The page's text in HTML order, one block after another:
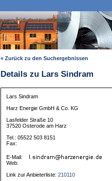
« Zurück zu den Suchergebnissen
Details zu Lars Sindram
Lars Sindram
Harz Energie GmbH & Co. KG
Lasfelder Straße 10
37520 Osterode am Harz
Tel.: 05522 503 8151
Fax:
E-Mail:
Web:
Link zur Anbieterliste:210110